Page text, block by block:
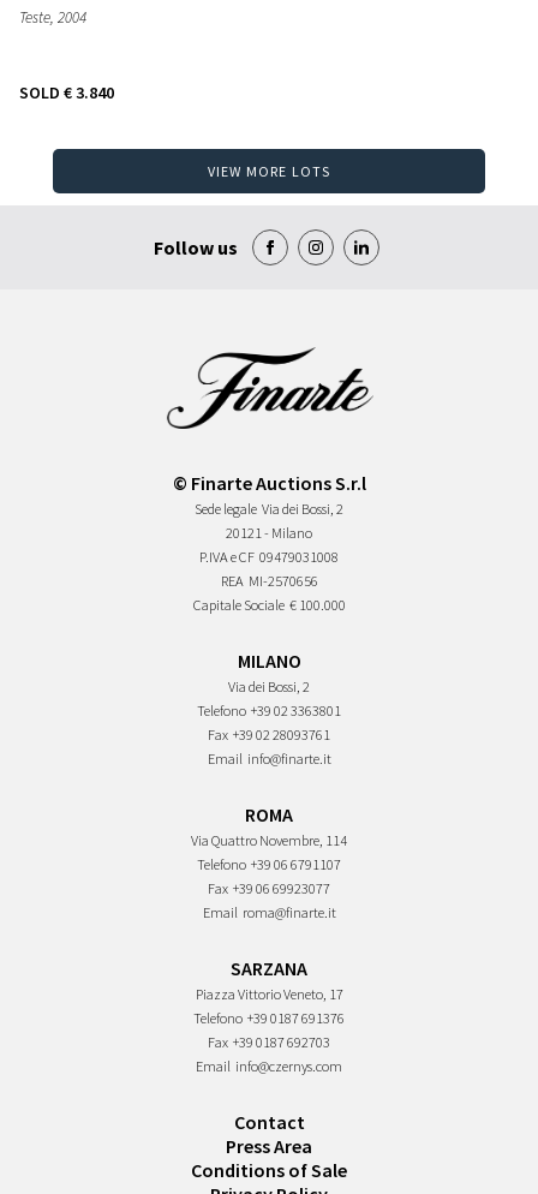
Teste, 2004
SOLD € 3.840
VIEW MORE LOTS
Follow us
© Finarte Auctions S.r.l
Sede legale Via dei Bossi, 2
20121 - Milano
P.IVA e CF 09479031008
REA MI-2570656
Capitale Sociale € 100.000
MILANO
Via dei Bossi, 2
Telefono +39 02 3363801
Fax +39 02 28093761
Email info@finarte.it
ROMA
Via Quattro Novembre, 114
Telefono +39 06 6791107
Fax +39 06 69923077
Email roma@finarte.it
SARZANA
Piazza Vittorio Veneto, 17
Telefono +39 0187 691376
Fax +39 0187 692703
Email info@czernys.com
Contact
Press Area
Conditions of Sale